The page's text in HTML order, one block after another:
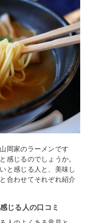
岡家のラーメンです
感じるのでしょうか。
と感じる人と、美味し
合わせてそれぞれ紹介
じる人の口コミ